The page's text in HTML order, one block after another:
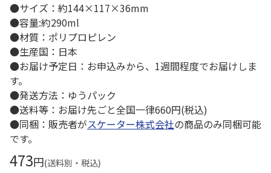
●サイズ：約144×117×36mm
●容量:約290ml
●材質：ポリプロピレン
●生産国：日本
●お届け予定日：お申込みから、1週間程度でお届けしま
す。
●発送方法：ゆうパック
●送料等：お届け先ごと全国一律660円(税込)
●同梱：販売者がスケーター株式会社の商品のみ同梱可能
です。
473円(送料別・税込)